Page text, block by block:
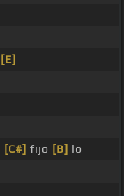
[E]
[C#] fijo [B] lo